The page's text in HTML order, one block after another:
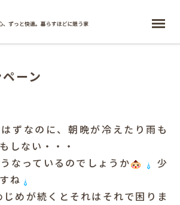
ホーム
ーン
ずなのに、朝晩が冷えたり雨も
しない・・・
なっているのでしょうか
少
ね
じめが続くとそれはそれで困りま